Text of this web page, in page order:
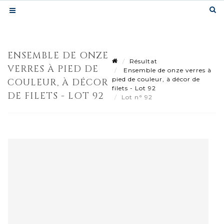
ENSEMBLE DE ONZE
VERRES À PIED DE
COULEUR, À DÉCOR
DE FILETS - LOT 92
Résultat
Ensemble de onze verres à
pied de couleur, à décor de
filets - Lot 92
Lot n° 92